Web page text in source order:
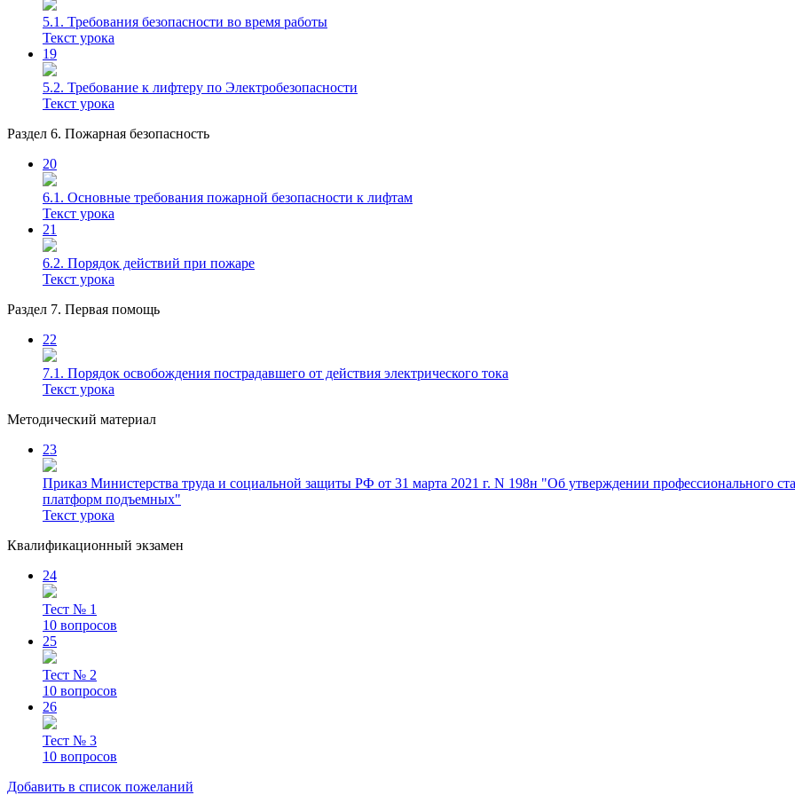
5.1. Требования безопасности во время работы
Текст урока
19
5.2. Требование к лифтеру по Электробезопасности
Текст урока
Раздел 6. Пожарная безопасность
20
6.1. Основные требования пожарной безопасности к лифтам
Текст урока
21
6.2. Порядок действий при пожаре
Текст урока
Раздел 7. Первая помощь
22
7.1. Порядок освобождения пострадавшего от действия электрического тока
Текст урока
Методический материал
23
Приказ Министерства труда и социальной защиты РФ от 31 марта 2021 г. N 198н "Об утверждении профессионального
платформ подъемных"
Текст урока
Квалификационный экзамен
24
Тест № 1
10 вопросов
25
Тест № 2
10 вопросов
26
Тест № 3
10 вопросов
Добавить в список пожеланий